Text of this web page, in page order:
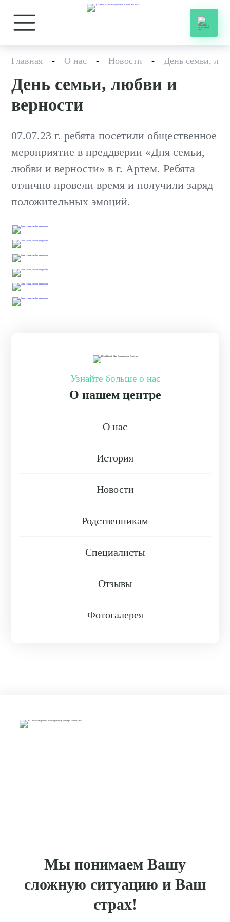
Главная - О нас - Новости - День семьи,
День семьи, любви и
верности
Узнайте больше о нас
О нашем центре
О нас
История
Новости
Родственникам
Специалисты
Отзывы
Фотогалерея
07.07.23 г. ребята посетили общественное
мероприятие в преддверии «Дня семьи,
любви и верности» в г. Артем. Ребята
отлично провели время и получили заряд
положительных эмоций.
Мы понимаем Вашу
сложную ситуацию и Ваш
страх!